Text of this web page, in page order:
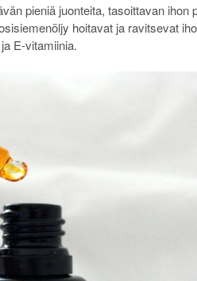
pieniä juonteita, tasoittavan ihon
hoitavat ja ravitsevat
E-vitamiinia.